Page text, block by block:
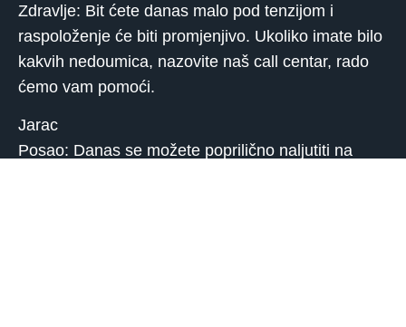
Zdravlje: Bit ćete danas malo pod tenzijom i
raspoloženje će biti promjenjivo. Ukoliko imate bilo
kakvih nedoumica, nazovite naš call centar, rado
ćemo vam pomoći.
Jarac
Posao: Danas se možete poprilično naljutiti na